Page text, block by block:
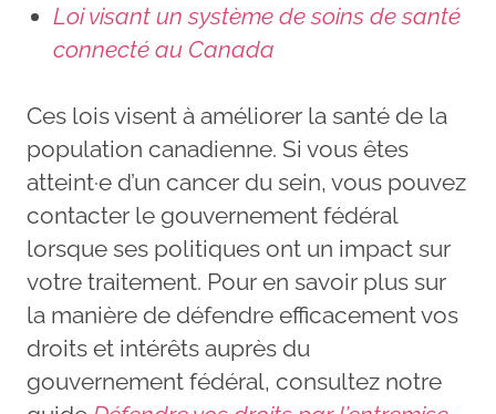
Loi visant un système de soins de santé
connecté au Canada
Ces lois visent à améliorer la santé de la
population canadienne. Si vous êtes
atteint·e d’un cancer du sein, vous pouvez
contacter le gouvernement fédéral
lorsque ses politiques ont un impact sur
votre traitement. Pour en savoir plus sur
la manière de défendre efficacement vos
droits et intérêts auprès du
gouvernement fédéral, consultez notre